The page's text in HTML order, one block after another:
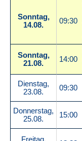
Sonntag,
14.08.
09:30
Sonntag,
21.08.
14:00
Dienstag,
23.08.
09:30
Donnerstag,
25.08.
15:00